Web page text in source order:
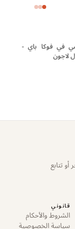
في فوكا باي -
لاجون
تتابع
قانوني
الشروط والأحكام
سياسة الخصوصية